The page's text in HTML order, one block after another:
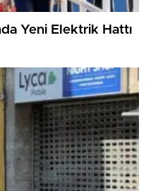
Yeni Elektrik Hattı